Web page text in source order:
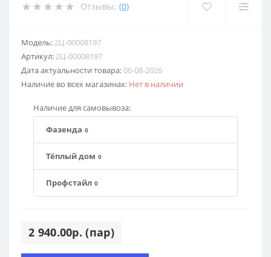
Отзывы: (0)
Модель: 2Ц-00008197
Артикул: 2Ц-00008197
Дата актуальности товара:06-08-2026
Наличие во всех магазинах: Нет в наличии
Наличие для самовывоза:
Фазенда 0
Тёплый дом 0
Профстайл 0
2 940.00р. (пар)